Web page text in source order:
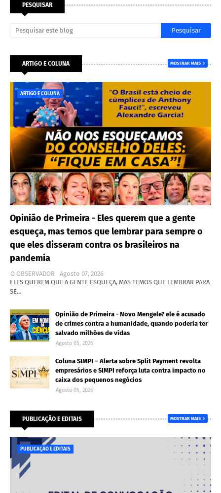
PESQUISAR
ARTIGO E COLUNA MOSTRAR MAIS
ARTIGO E COLUNA
Opinião de Primeira - Eles querem que a gente
esqueça, mas temos que lembrar para sempre o
que eles disseram contra os brasileiros na
pandemia
O OBSERVADOR
Agosto 07, 2026
ELES QUEREM QUE A GENTE ESQUEÇA, MAS TEMOS QUE LEMBRAR PARA
SE…
Opinião de Primeira - Novo Mengele? ele é acusado
de crimes contra a humanidade, quando poderia ter
salvado milhões de vidas
Agosto 05, 2026
Coluna SIMPI – Alerta sobre Split Payment revolta
empresários e SIMPI reforça luta contra impacto no
caixa dos pequenos negócios
Agosto 05, 2026
PUBLICAÇÃO E EDITAIS MOSTRAR MAIS
PUBLICAÇÃO E EDITAIS